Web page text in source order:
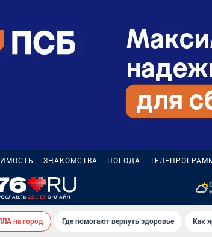
ЗНАКОМСТВА ПОГОДА
на город Где помогают вернуть здоровье Как